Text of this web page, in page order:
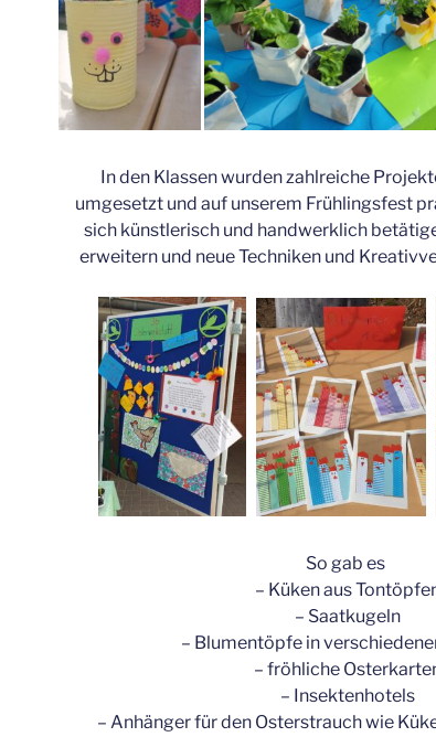
In den Klassen wurden zahlreiche
umgesetzt und auf unserem Frühlingsfest
sich künstlerisch und handwerklich
erweitern und neue Techniken und
So gab es
– Küken aus
– Saatkugeln
– Blumentöpfe in
– fröhliche
– Insektenhotels
– Anhänger für den Osterstrauch wie